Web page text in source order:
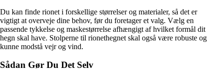
Du kan finde rionet i forskellige størrelser og materialer, så det er
vigtigt at overveje dine behov, før du foretager et valg. Vælg en
passende tykkelse og maskestørrelse afhængigt af hvilket formål dit
hegn skal have. Stolperne til rionethegnet skal også være robuste og
kunne modstå vejr og vind.
Sådan Gør Du Det Selv